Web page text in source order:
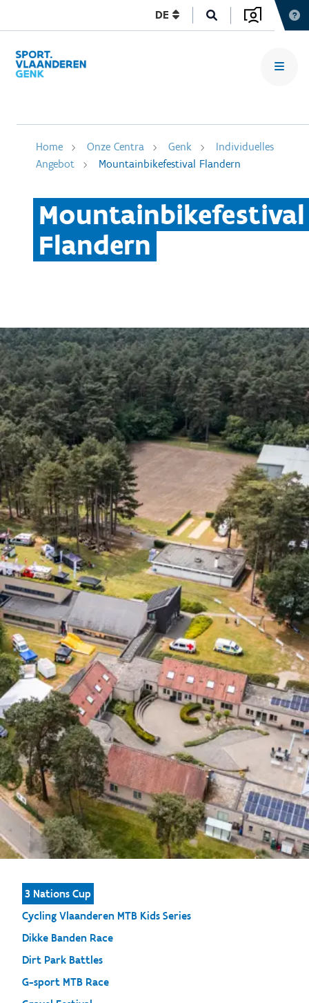
DE
Home Onze Centra Genk
Individuelles
Angebot
Mountainbikefestival Flandern
Mountainbikefestival
Flandern
3 Nations Cup
Cycling Vlaanderen MTB Kids Series
Dikke Banden Race
Dirt Park Battles
G-sport MTB Race